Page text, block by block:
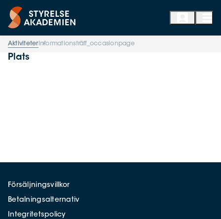
AktiviteterInformationsträff_occasionpage
Plats
Försäljningsvillkor
Betalningsalternativ
Integritetspolicy